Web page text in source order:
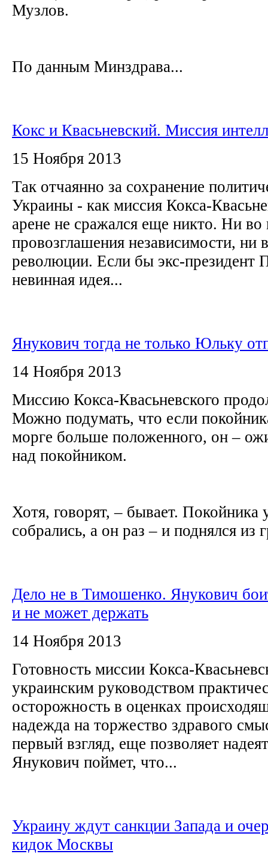
Музлов.
По данным Минздрава...
Кокс и Квасьневский. Миссия
15 Ноября 2013
Так отчаянно за сохранение
Украины - как миссия Кокса-
арене не сражался еще никто. Ни во
провозглашения независимости,
революции. Если бы экс-президент
невинная идея...
Янукович тогда не только Юльку
14 Ноября 2013
Миссию Кокса-Квасьневского
Можно подумать, что если
морге больше положенного, он –
над покойником.
Хотя, говорят, – бывает. Покойника
собрались, а он раз – и поднялся из
Дело не в Тимошенко. Янукович
и не может держать
14 Ноября 2013
Готовность миссии Кокса-
украинским руководством
осторожность в оценках
надежда на торжество здравого
первый взгляд, еще позволяет
Янукович поймет, что...
Украину ждут санкции Запада и
кидок Москвы